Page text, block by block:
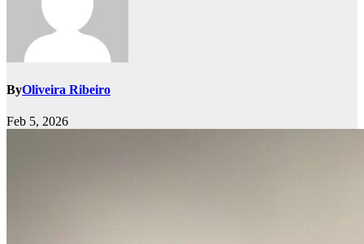
ByOliveira Ribeiro
Feb 5, 2026